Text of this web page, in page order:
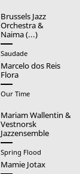
Brussels Jazz
Orchestra &
Naima (...)
Saudade
Marcelo dos Reis
Flora
Our Time
Mariam Wallentin &
Vestnorsk
Jazzensemble
Spring Flood
Mamie Jotax